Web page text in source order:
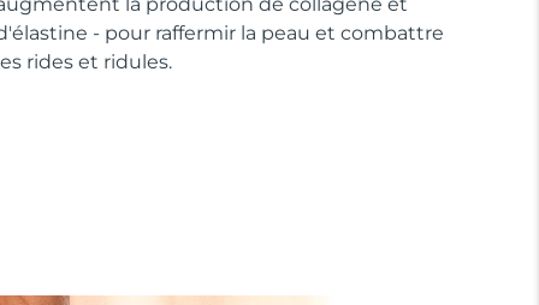
la production de collagène et
- pour raffermir la peau et combattre
rides et ridules.